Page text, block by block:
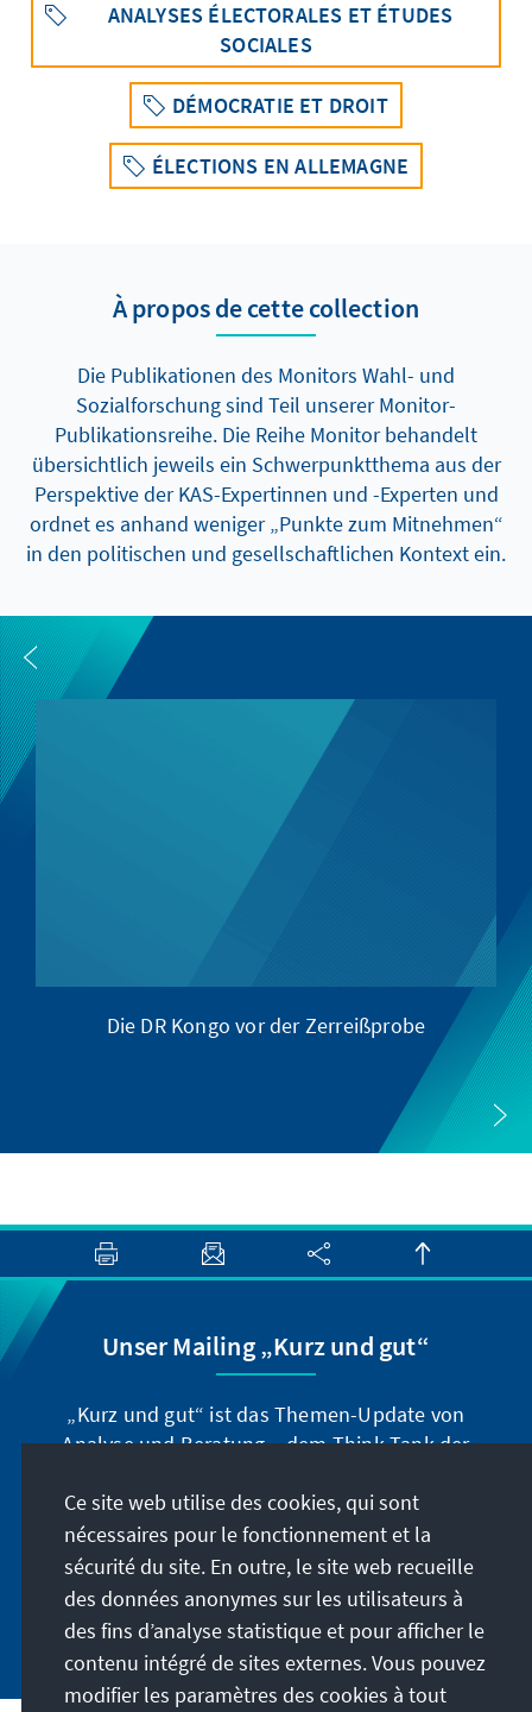
ANALYSES ÉLECTORALES ET ÉTUDES
SOCIALES
DÉMOCRATIE ET DROIT
ÉLECTIONS EN ALLEMAGNE
À propos de cette collection
Die Publikationen des Monitors Wahl- und
Sozialforschung sind Teil unserer Monitor-
Publikationsreihe. Die Reihe Monitor behandelt
übersichtlich jeweils ein Schwerpunktthema aus der
Perspektive der KAS-Expertinnen und -Experten und
ordnet es anhand weniger „Punkte zum Mitnehmen“
in den politischen und gesellschaftlichen Kontext ein.
Die DR Kongo vor der Zerreißprobe
Unser Mailing „Kurz und gut“
„Kurz und gut“ ist das Themen-Update von
Analyse und Beratung – dem Think-Tank der
Fischer-Bollin informiert Sie in unregelmäßigen
Abständen in aller Kürze über Themen, die wir
für unsere nahe Zukunft für wichtig halten.
Jetzt abonnieren
Ce site web utilise des cookies, qui sont
nécessaires pour le fonctionnement et la
sécurité du site. En outre, le site web recueille
des données anonymes sur les utilisateurs à
des fins d’analyse statistique et pour afficher le
contenu intégré de sites externes. Vous pouvez
modifier les paramètres des cookies à tout